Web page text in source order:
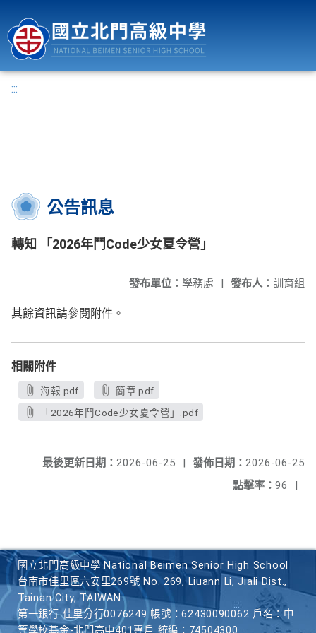
:::
公告訊息
轉知 「2026年鬥Code少女夏令營」
發布人： 訓育組
發布單位： 學務處 |
其餘資訊請參閱附件。
相關附件
海報.pdf
簡章.pdf
「2026年鬥Code少女夏令營」.pdf
發佈日期： 2026-06-25
最後更新日期： 2026-06-25
|
點擊率： 96 |
國立北門高級中學 National Beimen Senior High School
台南市佳里區六安里269號 No. 269, Liuann Li, Jiali Dist.,
Tainan City, TAIWAN
第一銀行 佳里分行0076249 帳號：62430090062 戶名：中
等學校基金-北門高中401專戶 統編：74504300